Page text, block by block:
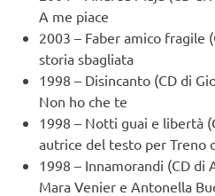
A me piace
2003 – Faber amico fragile
storia sbagliata
1998 – Disincanto (CD di
Non ho che te
1998 – Notti guai e libertà
autrice del testo per Treno
1998 – Innamorandi (CD
Mara Venier e Antonella